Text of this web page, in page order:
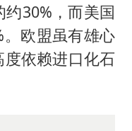
30%，而美国
欧盟虽有雄心
依赖进口化石